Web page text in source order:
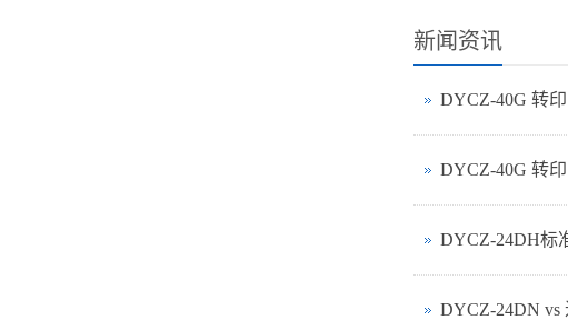
新闻资讯
DYCZ-40G 转
DYCZ-24DH标
DYCZ‑24DN